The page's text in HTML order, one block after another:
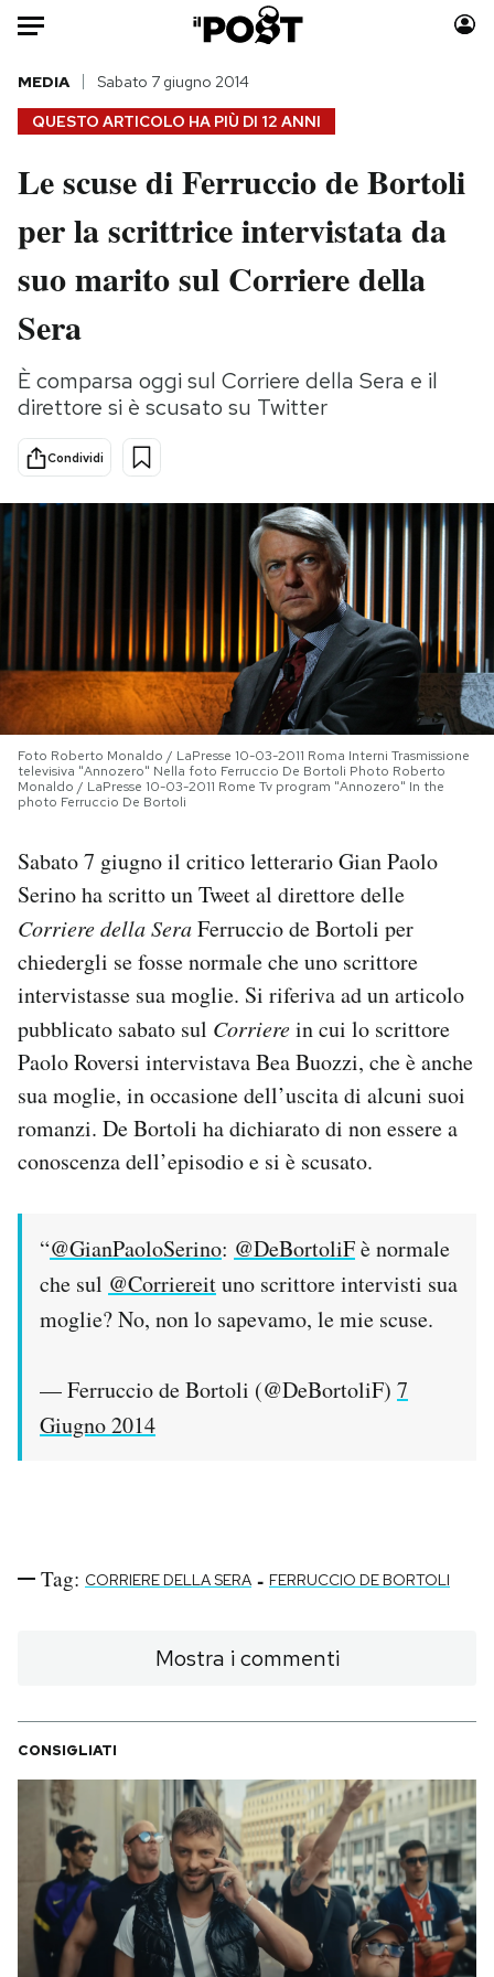
HOME
Italia
Politica
Tecnologia
Scienza
Cultura
Economia
Sport
Moda
Consumismi
Storie/Idee
Europa
Altrecose
NEWSLETTER
I MIEI PREFERITI
SHOP
AREA PERSONALE
Newsletter
Notifiche mobile
Regala il Post
Hai bisogno di aiuto?
Esci
QUESTO ARTICOLO HA PIÙ DI 12 ANNI
MEDIA Sabato 7 giugno 2014
Le scuse di Ferruccio de Bortoli
per la scrittrice intervistata da
suo marito sul Corriere della
Sera
È comparsa oggi sul Corriere della Sera e il
direttore si è scusato su Twitter
Condividi
Foto Roberto Monaldo / LaPresse 10-03-2011 Roma Interni Trasmissione
televisiva "Annozero" Nella foto Ferruccio De Bortoli Photo Roberto
Monaldo / LaPresse 10-03-2011 Rome Tv program "Annozero" In the
photo Ferruccio De Bortoli
Sabato 7 giugno il critico letterario Gian Paolo
Serino ha scritto un Tweet al direttore delle
Corriere della SeraFerruccio de Bortoli per
chiedergli se fosse normale che uno scrittore
intervistasse sua moglie. Si riferiva ad un articolo
pubblicato sabato sul Corrierein cui lo scrittore
Paolo Roversi intervistava Bea Buozzi, che è anche
sua moglie, in occasione dell’uscita di alcuni suoi
romanzi. De Bortoli ha dichiarato di non essere a
conoscenza dell’episodio e si è scusato.
“@GianPaoloSerino: @DeBortoliFè normale
che sul @Corriereituno scrittore intervisti sua
moglie? No, non lo sapevamo, le mie scuse.
— Ferruccio de Bortoli (@DeBortoliF) 7
Giugno 2014
Tag: CORRIERE DELLA SERA - FERRUCCIO DE BORTOLI
Mostra i commenti
CONSIGLIATI